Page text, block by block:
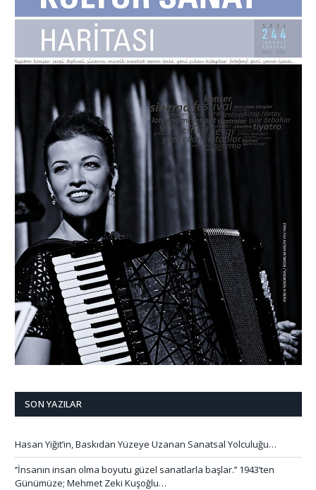
SON YAZILAR
Hasan Yiğit’in, Baskıdan Yüzeye Uzanan Sanatsal Yolculuğu…
‘’İnsanın insan olma boyutu güzel sanatlarla başlar.’’ 1943’ten
Günümüze; Mehmet Zeki Kuşoğlu…